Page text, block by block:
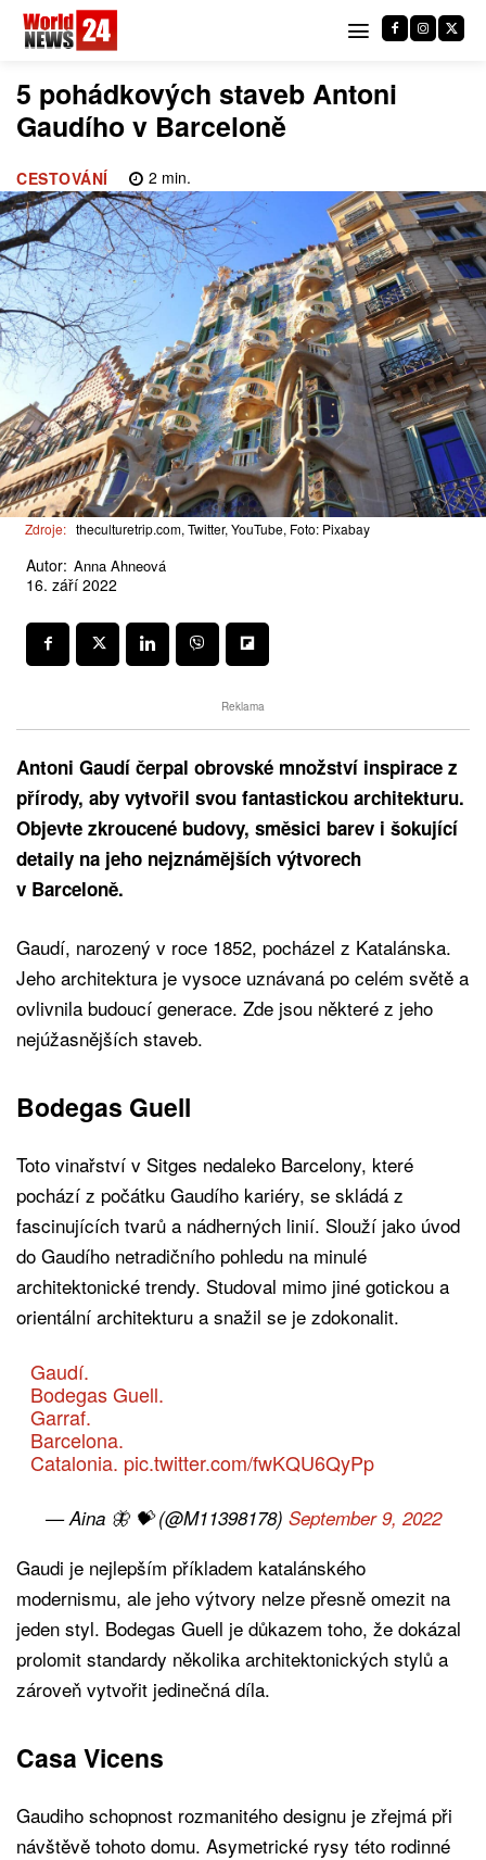
5 pohádkových staveb Antoni
Gaudího v Barceloně
CESTOVÁNÍ 2 min.
Zdroje: theculturetrip.com, Twitter, YouTube, Foto: Pixabay
Autor: Anna Ahneová
16. září 2022
Reklama
Antoni Gaudí čerpal obrovské množství inspirace z
přírody, aby vytvořil svou fantastickou architekturu.
Objevte zkroucené budovy, směsici barev i šokující
detaily na jeho nejznámějších výtvorech
v Barceloně.
Gaudí, narozený v roce 1852, pocházel z Katalánska.
Jeho architektura je vysoce uznávaná po celém světě a
ovlivnila budoucí generace. Zde jsou některé z jeho
nejúžasnějších staveb.
Bodegas Guell
Toto vinařství v Sitges nedaleko Barcelony, které
pochází z počátku Gaudího kariéry, se skládá z
fascinujících tvarů a nádherných linií. Slouží jako úvod
do Gaudího netradičního pohledu na minulé
architektonické trendy. Studoval mimo jiné gotickou a
orientální architekturu a snažil se je zdokonalit.
Gaudí.
Bodegas Guell.
Garraf.
Barcelona.
Catalonia. pic.twitter.com/fwKQU6QyPp
— Aina 🦋 💝 (@M11398178) September 9, 2022
Gaudi je nejlepším příkladem katalánského
modernismu, ale jeho výtvory nelze přesně omezit na
jeden styl. Bodegas Guell je důkazem toho, že dokázal
prolomit standardy několika architektonických stylů a
zároveň vytvořit jedinečná díla.
Casa Vicens
Gaudiho schopnost rozmanitého designu je zřejmá při
návštěvě tohoto domu. Asymetrické rysy této rodinné